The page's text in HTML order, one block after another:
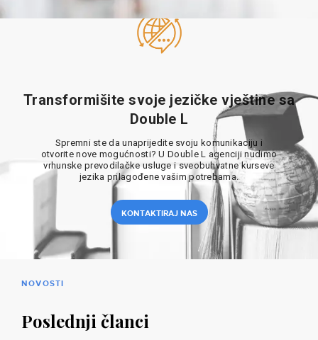
Transformišite svoje jezičke vještine sa
Double L
Spremni ste da unaprijedite svoju komunikaciju i
otvorite nove mogućnosti? U Double L agenciji nudimo
vrhunske prevodilačke usluge i sveobuhvatne kurseve
jezika prilagođene vašim potrebama.
KONTAKTIRAJ NAS
NOVOSTI
Poslednji članci